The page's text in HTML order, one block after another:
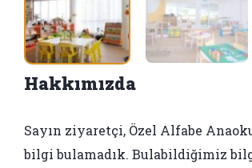
Hakkımızda
Sayın ziyaretçi, Özel Alfabe
bilgi bulamadık. Bulabildiğimiz